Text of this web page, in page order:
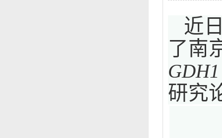
近
了南
GDH1
研究